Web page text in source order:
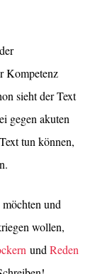
Kompetenz
sieht der Text
gegen akuten
tun können,
und
wollen,
undReden